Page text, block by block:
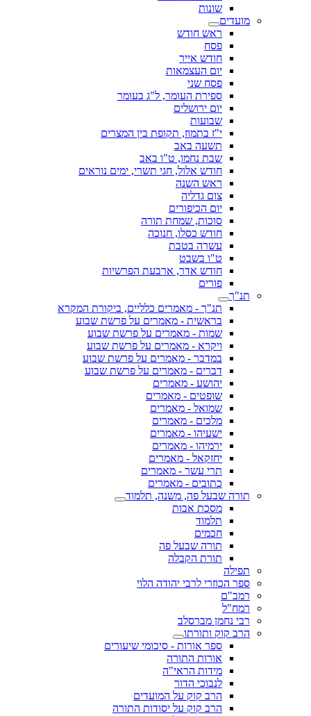
שונות
מועדים
ראש חודש
פסח
חודש אייר
יום העצמאות
פסח שני
ספירת העומר, ל"ג בעומר
יום ירושלים
שבועות
י"ז בתמוז, תקופת בין המצרים
תשעה באב
שבת נחמו, ט"ו באב
חודש אלול, חגי תשרי, ימים נוראים
ראש השנה
צום גדליה
יום הכיפורים
סוכות, שמחת תורה
חודש כסלו, חנוכה
עשרה בטבת
ט"ו בשבט
חודש אדר, ארבעת הפרשיות
פורים
תנ"ך
תנ"ך - מאמרים כלליים, ביקורת המקרא
בראשית - מאמרים על פרשת שבוע
שמות - מאמרים על פרשת שבוע
ויקרא - מאמרים על פרשת שבוע
במדבר - מאמרים על פרשת שבוע
דברים - מאמרים על פרשת שבוע
יהושע - מאמרים
שופטים - מאמרים
שמואל - מאמרים
מלכים - מאמרים
ישעיהו - מאמרים
ירמיהו - מאמרים
יחזקאל - מאמרים
תרי עשר - מאמרים
כתובים - מאמרים
תורה שבעל פה, משנה, תלמוד
מסכת אבות
תלמוד
חכמים
תורה שבעל פה
תורת הקבלה
תפילה
ספר הכוזרי לרבי יהודה הלוי
רמב"ם
רמח"ל
רבי נחמן מברסלב
הרב קוק ותורתו
ספר אורות - סיכומי שיעורים
אורות התורה
מידות הראי"ה
לנבוכי הדור
הרב קוק על המועדים
הרב קוק על יסודות התורה